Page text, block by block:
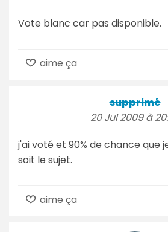
Vote blanc car pas disponible.
aime ça
supprimé
20 Jul 2009 à
j'ai voté et 90% de chance que
soit le sujet.
aime ça